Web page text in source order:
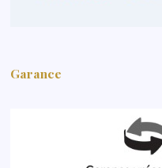
Garance